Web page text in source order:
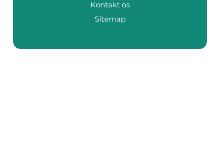
Kontakt os
Sitemap